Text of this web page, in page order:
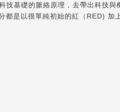
基礎的脈絡原理，去帶出科技
是以很單純初始的紅（RED)